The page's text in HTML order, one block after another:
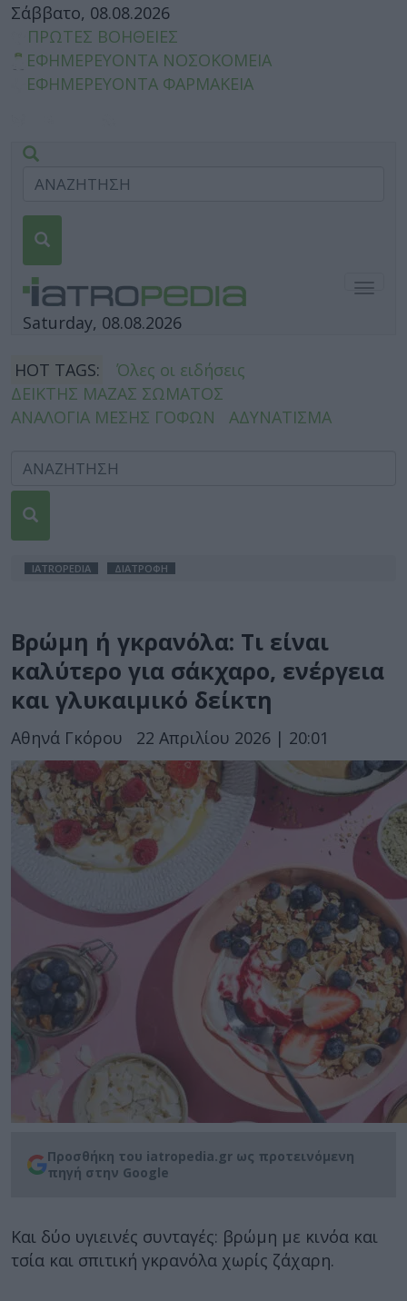
Σάββατο, 08.08.2026
ΠΡΩΤΕΣ ΒΟΗΘΕΙΕΣ
ΕΦΗΜΕΡΕΥΟΝΤΑ ΝΟΣΟΚΟΜΕΙΑ
ΕΦΗΜΕΡΕΥΟΝΤΑ ΦΑΡΜΑΚΕΙΑ
Saturday, 08.08.2026
HOT TAGS:
Όλες οι ειδήσεις
ΔΕΙΚΤΗΣ ΜΑΖΑΣ ΣΩΜΑΤΟΣ
ΑΝΑΛΟΓΙΑ ΜΕΣΗΣ ΓΟΦΩΝ
ΑΔΥΝΑΤΙΣΜΑ
IATROPEDIA ΔΙΑΤΡΟΦΗ
Βρώμη ή γκρανόλα: Τι είναι
καλύτερο για σάκχαρο, ενέργεια
και γλυκαιμικό δείκτη
Αθηνά Γκόρου 22 Απριλίου 2026 | 20:01
Προσθήκη του iatropedia.gr ως προτεινόμενη
πηγή στην Google
Και δύο υγιεινές συνταγές: βρώμη με κινόα και
τσία και σπιτική γκρανόλα χωρίς ζάχαρη.